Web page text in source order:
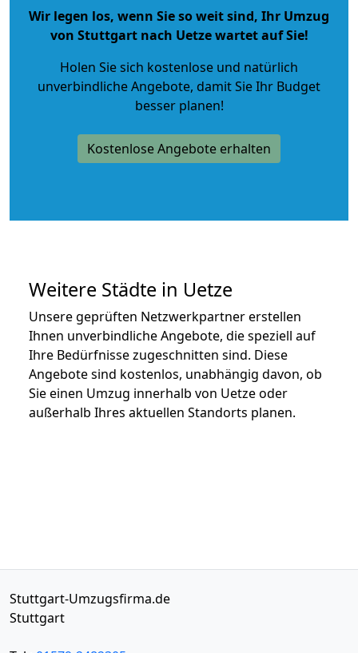
Wir legen los, wenn Sie so weit sind, Ihr Umzug
von Stuttgart nach Uetze wartet auf Sie!
Holen Sie sich kostenlose und natürlich
unverbindliche Angebote, damit Sie Ihr Budget
besser planen!
Kostenlose Angebote erhalten
Weitere Städte in Uetze
Unsere geprüften Netzwerkpartner erstellen
Ihnen unverbindliche Angebote, die speziell auf
Ihre Bedürfnisse zugeschnitten sind. Diese
Angebote sind kostenlos, unabhängig davon, ob
Sie einen Umzug innerhalb von Uetze oder
außerhalb Ihres aktuellen Standorts planen.
Stuttgart-Umzugsfirma.de
Stuttgart